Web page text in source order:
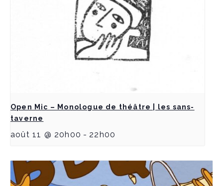
Open Mic – Monologue de théâtre | les sans-
taverne
août 11 @ 20h00 - 22h00